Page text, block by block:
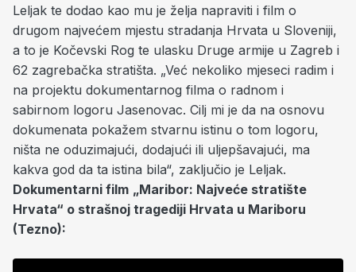
Leljak te dodao kao mu je želja napraviti i film o
drugom najvećem mjestu stradanja Hrvata u Sloveniji,
a to je Kočevski Rog te ulasku Druge armije u Zagreb i
62 zagrebačka stratišta. „Već nekoliko mjeseci radim i
na projektu dokumentarnog filma o radnom i
sabirnom logoru Jasenovac. Cilj mi je da na osnovu
dokumenata pokažem stvarnu istinu o tom logoru,
ništa ne oduzimajući, dodajući ili uljepšavajući, ma
kakva god da ta istina bila“, zaključio je Leljak.
Dokumentarni film „Maribor: Najveće stratište
Hrvata“ o strašnoj tragediji Hrvata u Mariboru
(Tezno):